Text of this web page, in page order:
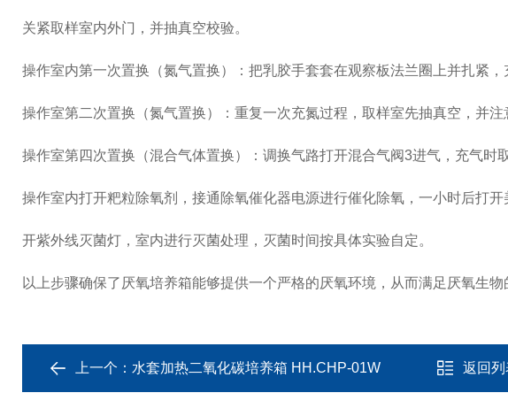
关紧取样室内外门，并抽真空校验。
操作室内第一次置换（氮气置换）：把乳胶手套套在观察板法兰圈上并扎紧，
操作室第二次置换（氮气置换）：重复一次充氮过程，取样室先抽真空，并
操作室第四次置换（混合气体置换）：调换气路打开混合气阀3进气，充气时
操作室内打开粑粒除氧剂，接通除氧催化器电源进行催化除氧，一小时后打
开紫外线灭菌灯，室内进行灭菌处理，灭菌时间按具体实验自定。
以上步骤确保了厌氧培养箱能够提供一个严格的厌氧环境，从而满足厌氧生物
上一个： 水套加热二氧化碳培养箱 HH.CHP-01W 返回列